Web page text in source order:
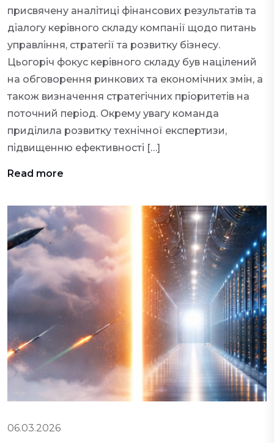
присвячену аналітиці фінансових результатів та
діалогу керівного складу компанії щодо питань
управління, стратегії та розвитку бізнесу.
Цьогоріч фокус керівного складу був націлений
на обговорення ринкових та економічних змін, а
також визначення стратегічних пріоритетів на
поточний період. Окрему увагу команда
приділила розвитку технічної експертизи,
підвищенню ефективності […]
Read more
06.03.2026